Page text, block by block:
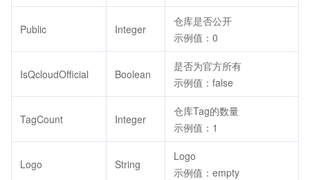
Public Integer
仓库是否公开
示例值：0
IsQcloudOfficial Boolean
是否为官方所有
示例值：false
TagCount Integer
仓库Tag的数量
示例值：1
Logo String
Logo
示例值：empty